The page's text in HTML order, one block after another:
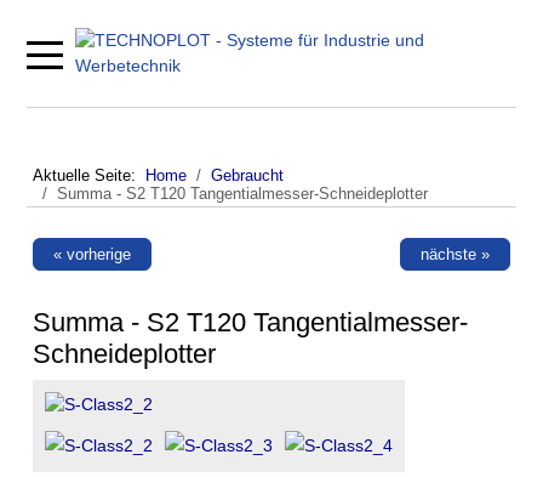
Mobile Menu Toggle
Aktuelle Seite: Home
Gebraucht
Summa - S2 T120 Tangentialmesser-Schneideplotter
« vorherige nächste »
Summa - S2 T120 Tangentialmesser-
Schneideplotter